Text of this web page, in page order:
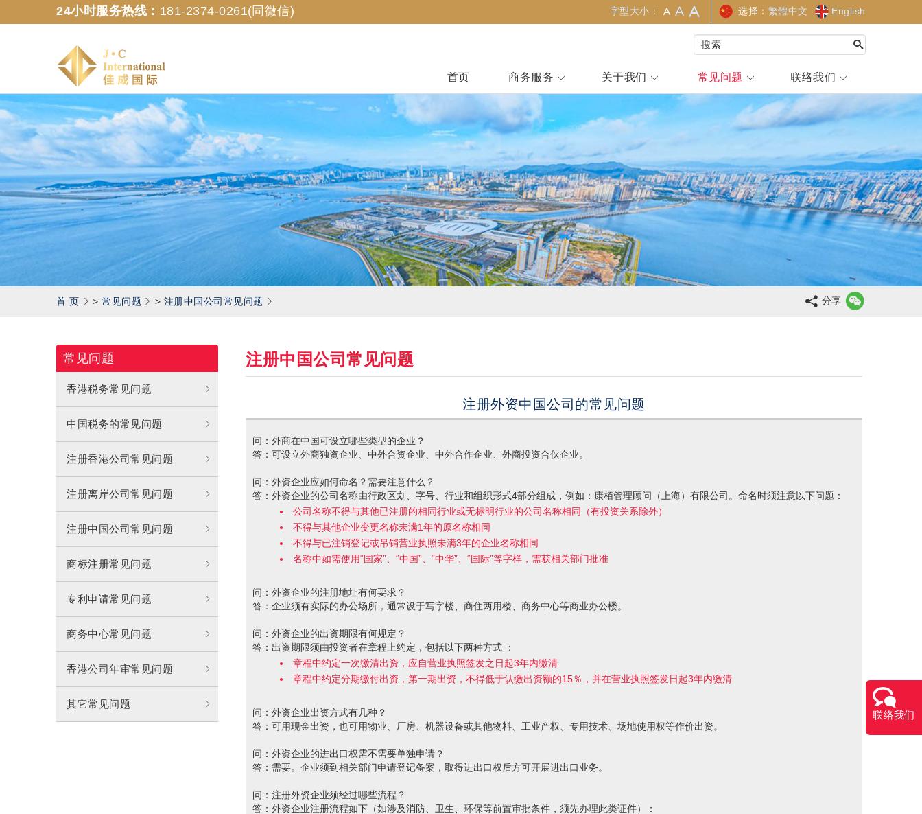
24小时服务热线： 181-2374-0261(同微信) 字型大小： 选择： 繁體中文 English
佳
国
际
商
务
(香
港)
限
公
司
首页 商务服务 关于我们 常见问题 联络我们
首 页 >常见问题 > 注册中国公司常见问题 分享
常见问题
香港税务常见问题
中国税务的常见问题
注册香港公司常见问题
注册离岸公司常见问题
注册中国公司常见问题
商标注册常见问题
专利申请常见问题
商务中心常见问题
香港公司年审常见问题
其它常见问题
注册中国公司常见问题
注册外资中国公司的常见问题
问：外商在中国可设立哪些类型的企业？
答：可设立外商独资企业、中外合资企业、中外合作企业、外商投资合伙企业。
问：外资企业应如何命名？需要注意什么？
答：外资企业的公司名称由行政区划、字号、行业和组织形式4部分组成，例如：康栢管理顾问（上海）有限公司。命名时须注意以下问题：
公司名称不得与其他已注册的相同行业或无标明行业的公司名称相同（有投资关系除外）
不得与其他企业变更名称未满1年的原名称相同
不得与已注销登记或吊销营业执照未满3年的企业名称相同
名称中如需使用“国家”、“中国”、“中华”、“国际”等字样，需获相关部门批准
问：外资企业的注册地址有何要求？
答：企业须有实际的办公场所，通常设于写字楼、商住两用楼、商务中心等商业办公楼。
问：外资企业的出资期限有何规定？
答：出资期限须由投资者在章程上约定，包括以下两种方式 ：
章程中约定一次缴清出资，应自营业执照签发之日起3年内缴清
章程中约定分期缴付出资，第一期出资，不得低于认缴出资额的15％，并在营业执照签发日起3年内缴清
问：外资企业出资方式有几种？
答：可用现金出资，也可用物业、厂房、机器设备或其他物料、工业产权、专用技术、场地使用权等作价出资。
问：外资企业的进出口权需不需要单独申请？
答：需要。企业须到相关部门申请登记备案，取得进出口权后方可开展进出口业务。
问：注册外资企业须经过哪些流程？
答：外资企业注册流程如下（如涉及消防、卫生、环保等前置审批条件，须先办理此类证件）：
联络我们